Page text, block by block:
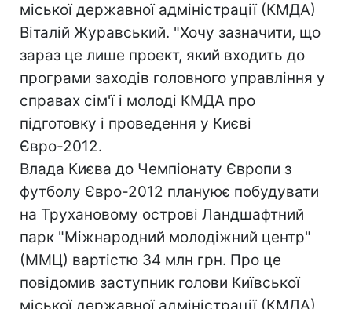
міської державної адміністрації (КМДА)
Віталій Журавський. "Хочу зазначити, що
зараз це лише проект, який входить до
програми заходів головного управління у
справах сім'ї і молоді КМДА про
підготовку і проведення у Києві
Євро-2012.
Влада Києва до Чемпіонату Європи з
футболу Євро-2012 плануює побудувати
на Трухановому острові Ландшафтний
парк "Міжнародний молодіжний центр"
(ММЦ) вартістю 34 млн грн. Про це
повідомив заступник голови Київської